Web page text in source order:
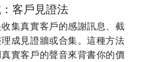
客戶見證法
集真實客戶的感謝訊息、截
成見證牆或合集。這種方法
實客戶的聲音來背書你的價